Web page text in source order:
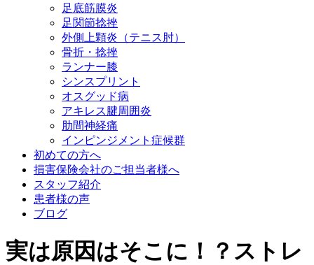
足底筋膜炎
足関節捻挫
外側上顆炎（テニス肘）
骨折・捻挫
ランナー膝
シンスプリント
オスグッド病
アキレス腱周囲炎
肋間神経痛
インピンジメント症候群
初めての方へ
損害保険会社のご担当者様へ
スタッフ紹介
患者様の声
ブログ
実は原因はそこに！？ストレ